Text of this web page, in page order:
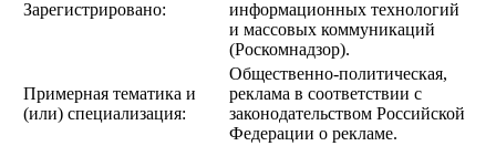
Зарегистрировано:
информационных технологий
и массовых коммуникаций
(Роскомнадзор).
Примерная тематика и
(или) специализация:
Общественно-политическая,
реклама в соответствии с
законодательством Российской
Федерации о рекламе.